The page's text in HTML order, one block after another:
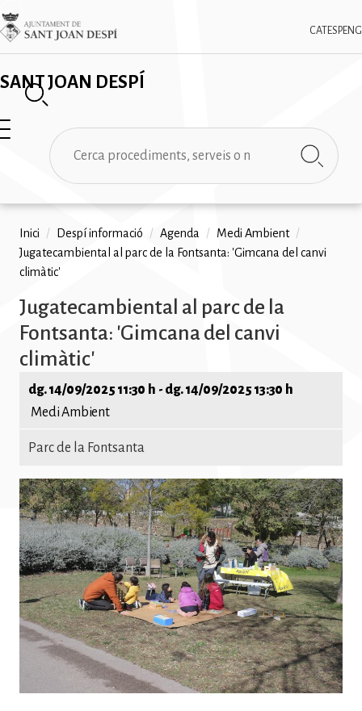
Vés
al
contingut
SANT JOAN DESPÍ
CAT ESPENG
Imatge
✕
Cerca
Fil
d'ariadna
Inici / Despí informació / Agenda / Medi Ambient /
Jugatecambiental al parc de la Fontsanta: 'Gimcana del canvi
climàtic'
Jugatecambiental al parc de la
Fontsanta: 'Gimcana del canvi
climàtic'
dg. 14/09/2025 11:30 h - dg. 14/09/2025 13:30 h
Medi Ambient
Parc de la Fontsanta
Imatge